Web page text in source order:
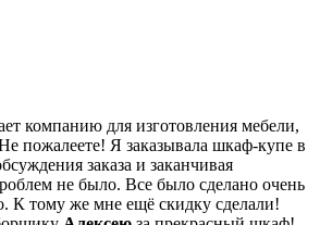
компанию для изготовления мебели,
пожалеете! Я заказывала шкаф-купе в
заказа и заканчивая
не было. Все было сделано очень
К тому же мне ещё скидку сделали!